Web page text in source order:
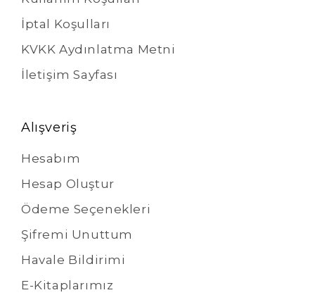
İptal Koşulları
KVKK Aydınlatma Metni
İletişim Sayfası
Alışveriş
Hesabım
Hesap Oluştur
Ödeme Seçenekleri
Şifremi Unuttum
Havale Bildirimi
E-Kitaplarımız